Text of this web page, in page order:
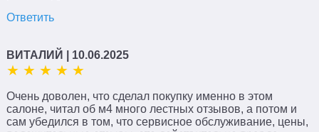
Ответить
ВИТАЛИЙ | 10.06.2025
Очень доволен, что сделал покупку именно в этом
салоне, читал об м4 много лестных отзывов, а потом и
сам убедился в том, что сервисное обслуживание, цены,